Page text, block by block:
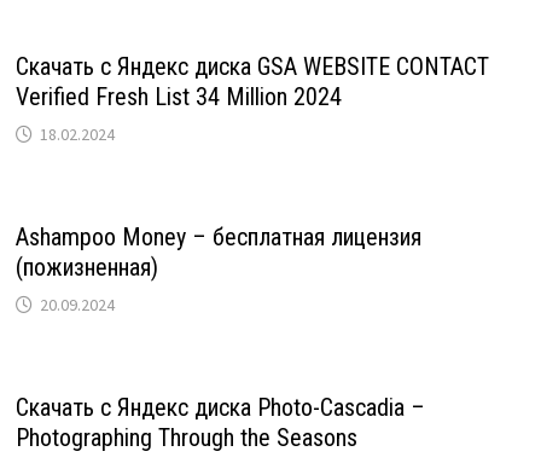
Скачать с Яндекс диска GSA WEBSITE CONTACT
Verified Fresh List 34 Million 2024
18.02.2024
Ashampoo Money – бесплатная лицензия
(пожизненная)
20.09.2024
Скачать с Яндекс диска Photo-Cascadia –
Photographing Through the Seasons